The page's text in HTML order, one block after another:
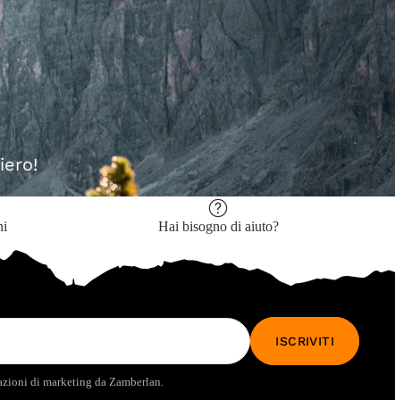
Libro
Libro
Hai bisogno di aiuto?
ISCRIVITI
di marketing da Zamberlan.